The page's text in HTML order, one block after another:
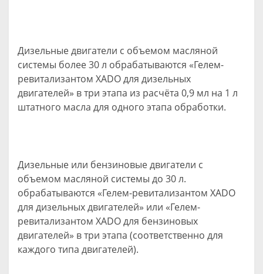
Дизельные двигатели с объемом масляной
системы более 30 л обрабатываются «Гелем-
ревитализантом ХАDО для дизельных
двигателей» в три этапа из расчёта 0,9 мл на 1 л
штатного масла для одного этапа обработки.
Дизельные или бензиновые двигатели с
объемом масляной системы до 30 л.
обрабатываются «Гелем-ревитализантом ХАDО
для дизельных двигателей» или «Гелем-
ревитализантом ХАDО для бензиновых
двигателей» в три этапа (соответственно для
каждого типа двигателей).